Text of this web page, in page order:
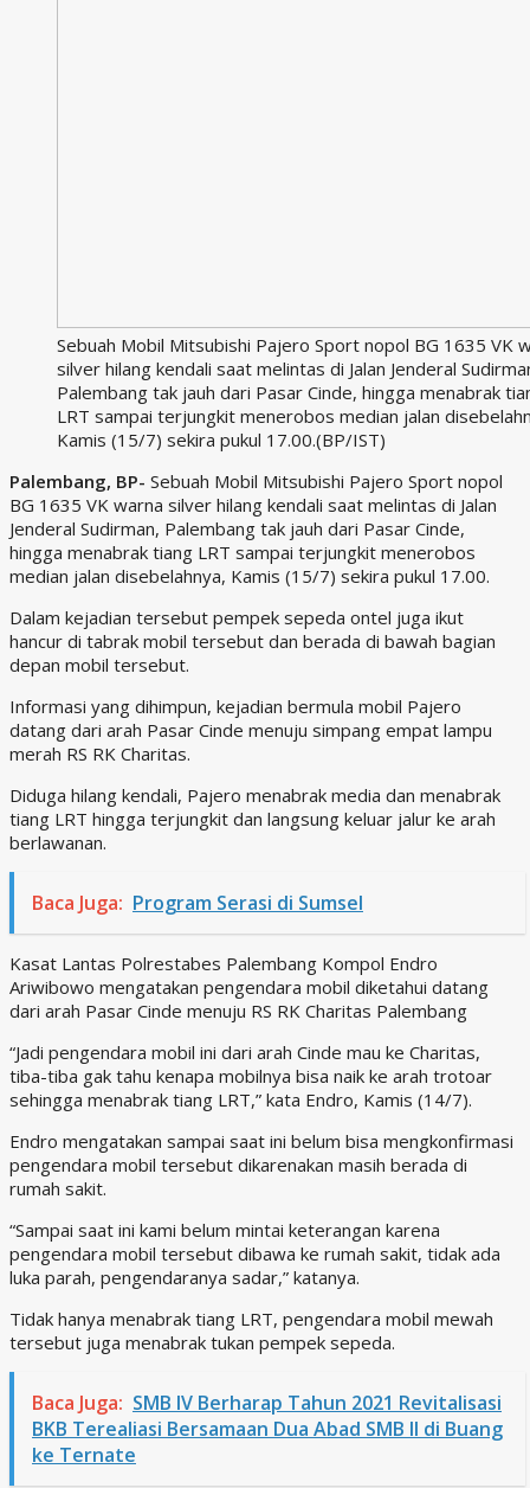
Sebuah Mobil Mitsubishi Pajero Sport nopol BG 1635 VK
silver hilang kendali saat melintas di Jalan Jenderal
Palembang tak jauh dari Pasar Cinde, hingga menabrak
LRT sampai terjungkit menerobos median jalan
Kamis (15/7) sekira pukul 17.00.(BP/IST)
Palembang, BP- Sebuah Mobil Mitsubishi Pajero Sport nopol
BG 1635 VK warna silver hilang kendali saat melintas di Jalan
Jenderal Sudirman, Palembang tak jauh dari Pasar Cinde,
hingga menabrak tiang LRT sampai terjungkit menerobos
median jalan disebelahnya, Kamis (15/7) sekira pukul 17.00.
Dalam kejadian tersebut pempek sepeda ontel juga ikut
hancur di tabrak mobil tersebut dan berada di bawah bagian
depan mobil tersebut.
Informasi yang dihimpun, kejadian bermula mobil Pajero
datang dari arah Pasar Cinde menuju simpang empat lampu
merah RS RK Charitas.
Diduga hilang kendali, Pajero menabrak media dan menabrak
tiang LRT hingga terjungkit dan langsung keluar jalur ke arah
berlawanan.
Baca Juga: Program Serasi di Sumsel
Kasat Lantas Polrestabes Palembang Kompol Endro
Ariwibowo mengatakan pengendara mobil diketahui datang
dari arah Pasar Cinde menuju RS RK Charitas Palembang
“Jadi pengendara mobil ini dari arah Cinde mau ke Charitas,
tiba-tiba gak tahu kenapa mobilnya bisa naik ke arah trotoar
sehingga menabrak tiang LRT,” kata Endro, Kamis (14/7).
Endro mengatakan sampai saat ini belum bisa mengkonfirmasi
pengendara mobil tersebut dikarenakan masih berada di
rumah sakit.
“Sampai saat ini kami belum mintai keterangan karena
pengendara mobil tersebut dibawa ke rumah sakit, tidak ada
luka parah, pengendaranya sadar,” katanya.
Tidak hanya menabrak tiang LRT, pengendara mobil mewah
tersebut juga menabrak tukan pempek sepeda.
Baca Juga: SMB IV Berharap Tahun 2021 Revitalisasi
BKB Terealiasi Bersamaan Dua Abad SMB II di Buang
ke Ternate